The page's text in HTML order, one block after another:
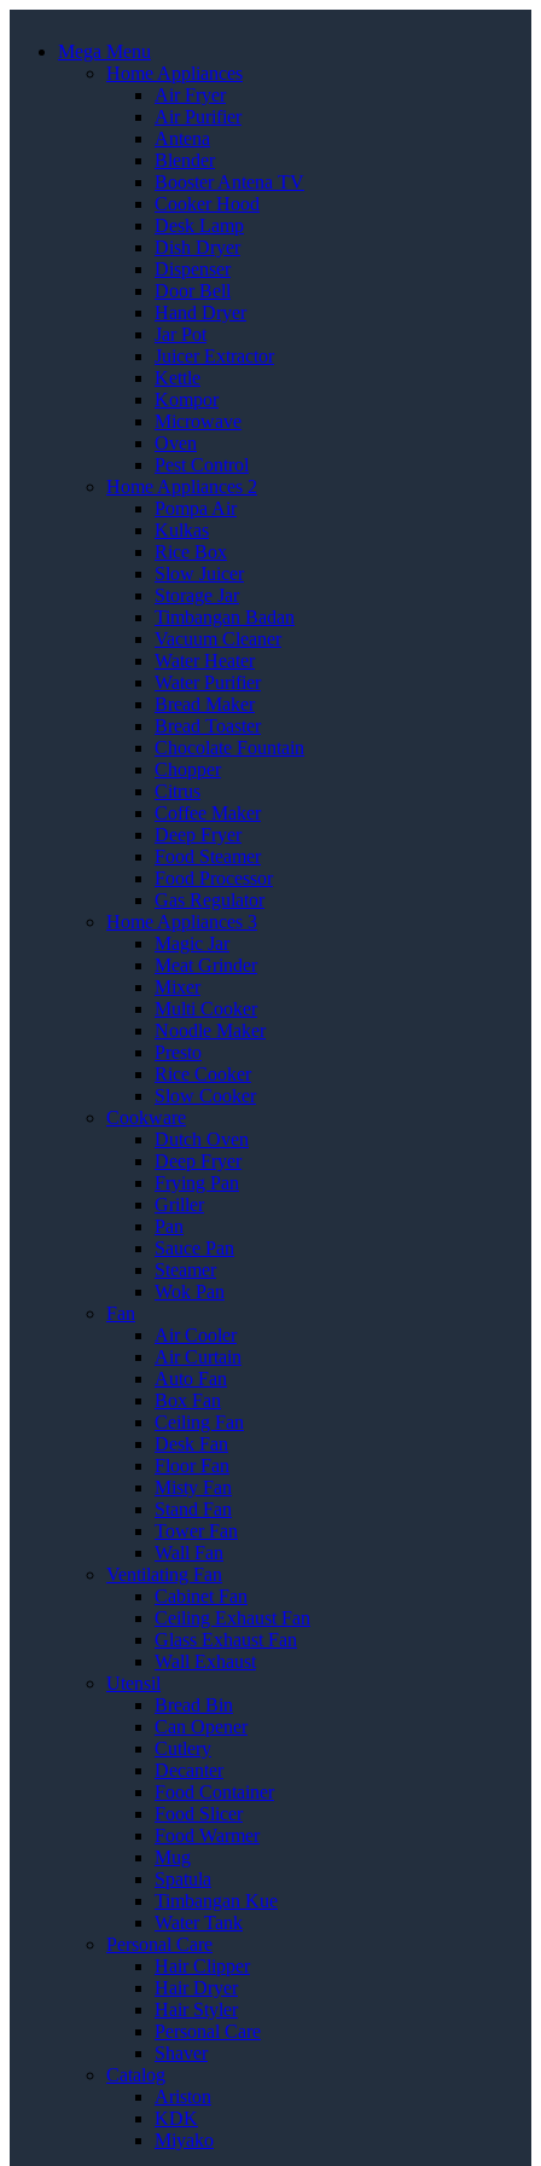
Mega Menu
Home Appliances
Air Fryer
Air Purifier
Antena
Blender
Booster Antena TV
Cooker Hood
Desk Lamp
Dish Dryer
Dispenser
Door Bell
Hand Dryer
Jar Pot
Juicer Extractor
Kettle
Kompor
Microwave
Oven
Pest Control
Home Appliances 2
Pompa Air
Kulkas
Rice Box
Slow Juicer
Storage Jar
Timbangan Badan
Vacuum Cleaner
Water Heater
Water Purifier
Bread Maker
Bread Toaster
Chocolate Fountain
Chopper
Citrus
Coffee Maker
Deep Fryer
Food Steamer
Food Processor
Gas Regulator
Home Appliances 3
Magic Jar
Meat Grinder
Mixer
Multi Cooker
Noodle Maker
Presto
Rice Cooker
Slow Cooker
Cookware
Dutch Oven
Deep Fryer
Frying Pan
Griller
Pan
Sauce Pan
Steamer
Wok Pan
Fan
Air Cooler
Air Curtain
Auto Fan
Box Fan
Ceiling Fan
Desk Fan
Floor Fan
Misty Fan
Stand Fan
Tower Fan
Wall Fan
Ventilating Fan
Cabinet Fan
Ceiling Exhaust Fan
Glass Exhaust Fan
Wall Exhaust
Utensil
Bread Bin
Can Opener
Cutlery
Decanter
Food Container
Food Slicer
Food Warmer
Mug
Spatula
Timbangan Kue
Water Tank
Personal Care
Hair Clipper
Hair Dryer
Hair Styler
Personal Care
Shaver
Catalog
Ariston
KDK
Miyako